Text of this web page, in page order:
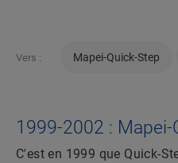
Vers : Mapei-Quick-Step
1999-2002 : Mapei-
C'est en 1999 que Quick-